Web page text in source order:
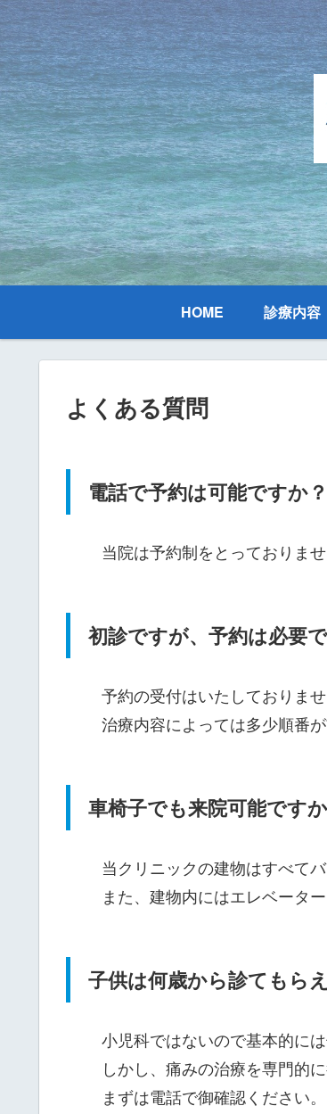
HOME 診療内容
よくある質問
電話で予約は可能ですか？
当院は予約制をとっておりま
初診ですが、予約は必要
予約の受付はいたしておりま
治療内容によっては多少順番
車椅子でも来院可能です
当クリニックの建物はすべて
また、建物内にはエレベータ
子供は何歳から診てもら
小児科ではないので基本的に
しかし、痛みの治療を専門的
まずは電話で御確認ください。